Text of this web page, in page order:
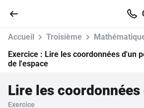
Accueil Troisième
Exercice : Lire les coordonnées d'un
de l'espace
Exercice